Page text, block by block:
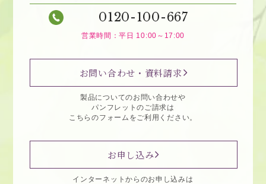
0120-100-667
営業時間：平日 10:00～17:00
お問い合わせ・資料請求
製品についてのお問い合わせや
パンフレットのご請求は
こちらのフォームをご利用ください。
お申し込み
インターネットからのお申し込みは